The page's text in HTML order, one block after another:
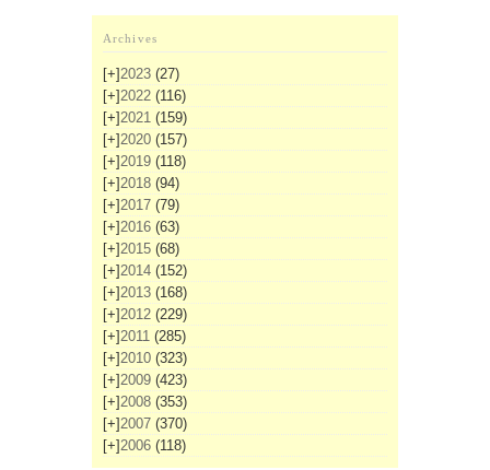
Archives
[+]2023 (27)
[+]2022 (116)
[+]2021 (159)
[+]2020 (157)
[+]2019 (118)
[+]2018 (94)
[+]2017 (79)
[+]2016 (63)
[+]2015 (68)
[+]2014 (152)
[+]2013 (168)
[+]2012 (229)
[+]2011 (285)
[+]2010 (323)
[+]2009 (423)
[+]2008 (353)
[+]2007 (370)
[+]2006 (118)